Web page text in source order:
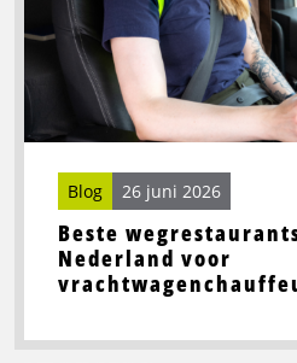
Beste
Nederland voor
Blog 26 juni 2026
Noord-
Nederland
voor
vrachtwagenchauffeurs